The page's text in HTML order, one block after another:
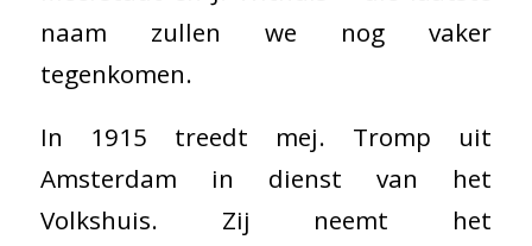
naam zullen we nog vaker
tegenkomen.
In 1915 treedt mej. Tromp uit
Amsterdam in dienst van het
Volkshuis. Zij neemt het